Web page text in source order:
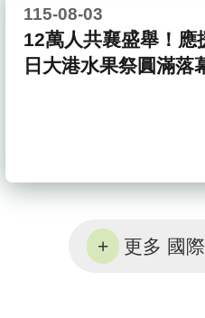
115-08-03
12萬人共襄盛舉！應
日大港水果祭圓滿落
更多 國